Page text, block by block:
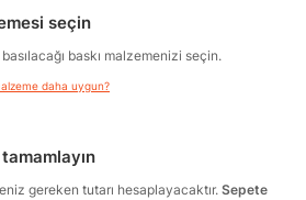
seçin
basılacağı baskı malzemenizi seçin.
daha uygun?
gereken tutarı hesaplayacaktır. Sepete